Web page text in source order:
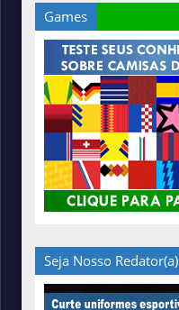
Games
Seja Nosso Redator(a)